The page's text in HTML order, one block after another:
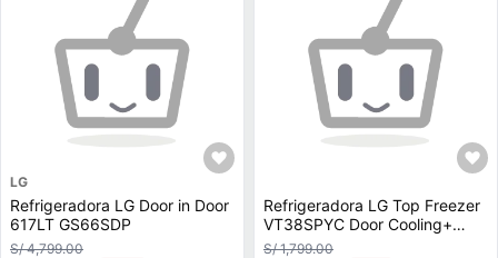
LG
Refrigeradora LG Door in Door
617LT GS66SDP
S/ 4,799.00
Refrigeradora LG Top Freezer
VT38SPYC Door Cooling+
374L
S/ 1,799.00